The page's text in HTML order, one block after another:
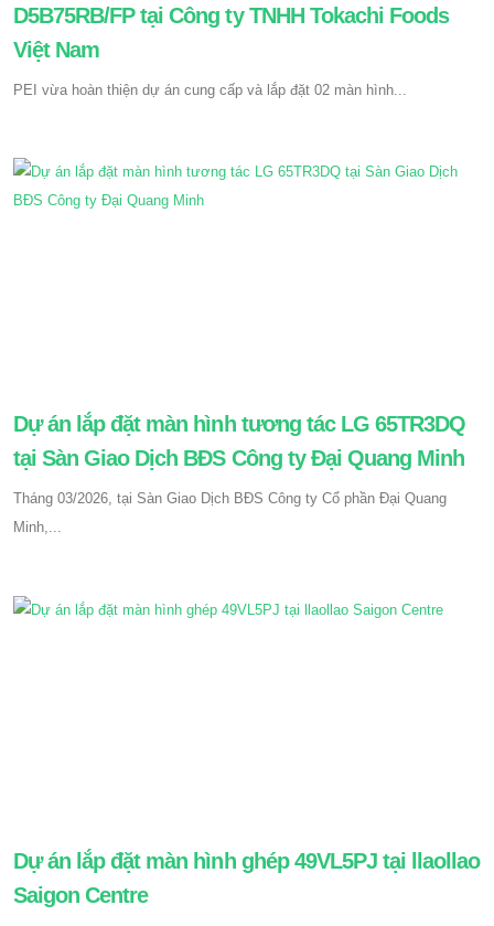
D5B75RB/FP tại Công ty TNHH Tokachi Foods
Việt Nam
PEI vừa hoàn thiện dự án cung cấp và lắp đặt 02 màn hình...
Dự án lắp đặt màn hình tương tác LG 65TR3DQ
tại Sàn Giao Dịch BĐS Công ty Đại Quang Minh
Tháng 03/2026, tại Sàn Giao Dịch BĐS Công ty Cổ phần Đại Quang
Minh,...
Dự án lắp đặt màn hình ghép 49VL5PJ tại llaollao
Saigon Centre